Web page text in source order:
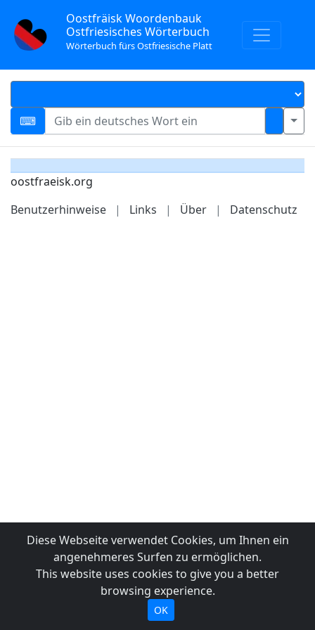
Oostfräisk Woordenbauk
Ostfriesisches Wörterbuch
Wörterbuch fürs Ostfriesische Platt
oostfraeisk.org
Benutzerhinweise
| Links | Über | Datenschutz
Diese Webseite verwendet Cookies, um Ihnen ein
angenehmeres Surfen zu ermöglichen.
This website uses cookies to give you a better
browsing experience.
OK